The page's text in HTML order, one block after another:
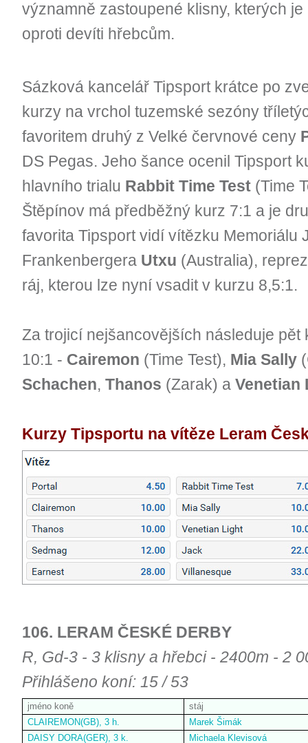
významně zastoupené klisny, kterých
oproti devíti hřebcům.
Sázková kancelář Tipsport krátce po
kurzy na vrchol tuzemské sezóny
favoritem druhý z Velké červnové ceny
DS Pegas. Jeho šance ocenil Tipsport
hlavního trialu Rabbit Time Test (Time
Štěpínov má předběžný kurz 7:1 a je
favorita Tipsport vidí vítězku Memoriálu
Frankenbergera Utxu (Australia),
ráj, kterou lze nyní vsadit v kurzu 8,5:1.
Za trojicí nejšancovějších následuje pět
10:1 - Cairemon (Time Test), Mia Sally
Schachen, Thanos (Zarak) a Venetian
Kurzy Tipsportu na vítěze Leram
106. LERAM ČESKÉ DERBY
R, Gd-3 - 3 klisny a hřebci - 2400m - 2
Přihlášeno koní: 15 / 53
jméno koně
stáj
CLAIREMON(GB), 3 h.
Marek Šimák
DAISY DORA(GER), 3 k.
Michaela Klevisová